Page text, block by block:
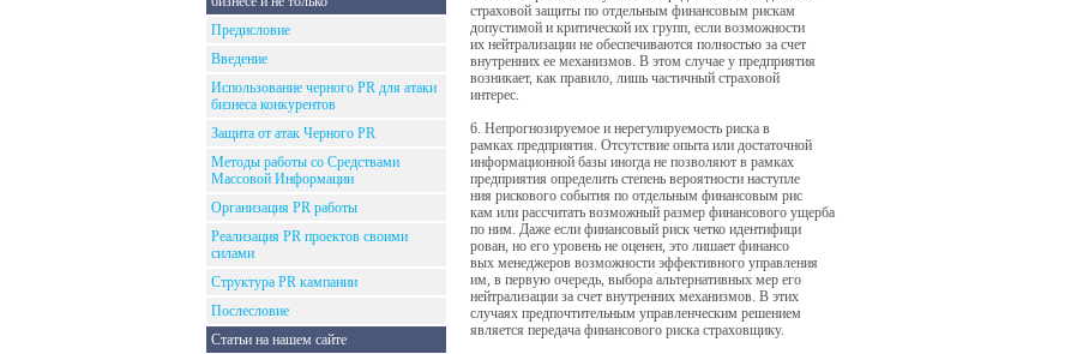
Предисловие
Введение
Использование черного PR для атаки
бизнеса конкурентов
Защита от атак Черного PR
Методы работы со Средствами
Массовой Информации
Организация PR работы
Реализация PR проектов своими
силами
Структура PR кампании
Послесловие
Статьи на нашем сайте
страховой защиты по отдельным финансовым рискам
допустимой и критической их групп, если возможности
их нейтрализации не обеспечиваются полностью за счет
внутренних ее механизмов. В этом случае у предприятия
возникает, как правило, лишь частичный страховой
интерес.
6. Непрогнозируемое и нерегулируемость риска в
рамках предприятия. Отсутствие опыта или достаточной
информационной базы иногда не позволяют в рамках
предприятия определить степень вероятности наступле
ния рискового события по отдельным финансовым рис
кам или рассчитать возможный размер финансового ущерба
по ним. Даже если финансовый риск четко идентифици
рован, но его уровень не оценен, это лишает финансо
вых менеджеров возможности эффективного управления
им, в первую очередь, выбора альтернативных мер его
нейтрализации за счет внутренних механизмов. В этих
случаях предпочтительным управленческим решением
является передача финансового риска страховщику.